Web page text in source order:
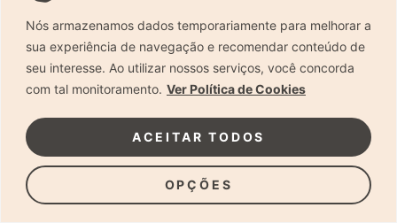
Nós armazenamos dados temporariamente para melhorar a
sua experiência de navegação e recomendar conteúdo de
seu interesse. Ao utilizar nossos serviços, você concorda
com tal monitoramento. Ver Política de Cookies
OPÇÕES
ACEITAR TODOS
Dia Mundial da Infância: como a fotografia ajuda a
construir a memória e a identidade da criança
Diário de uma grávida e sua pequena
Dica de especialista: como otimizar o fluxo de trabalho